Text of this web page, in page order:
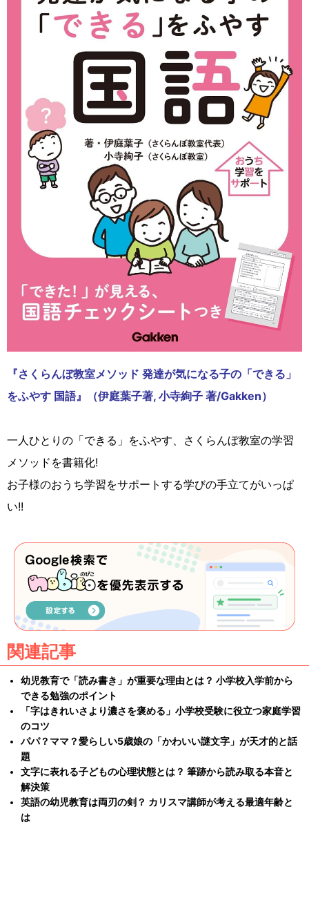
『さくらんぼ教室メソッド 発達が気になる子の「できる」
をふやす 国語』（伊庭葉子著, 小寺絢子 著/Gakken）
一人ひとりの「できる」をふやす、さくらんぼ教室の学習
メソッドを書籍化!
お子様のおうち学習をサポートする学びの手立てがいっぱ
い!!
関連記事
幼児教育で「読み書き」が重要な理由とは？ 小学校入学前から
できる勉強のポイント
「字はきれいさより濃さを褒める」小学校受験に役立つ家庭学習
のコツ
パパ？ママ？愛らしい5歳娘の「かわいい謎文字」が天才的と話
題
文字に表れる子どもの心理状態とは？ 筆跡から読み取る本音と
解決策
英語の幼児教育は両刃の剣？ カリスマ講師が考える最適年齢と
は